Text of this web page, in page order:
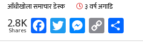
आँधीखोला समाचार डेस्क ३ वर्ष अगाडि
2.8K
Shares Facebook
Twitter
Messenger
Copy
Link